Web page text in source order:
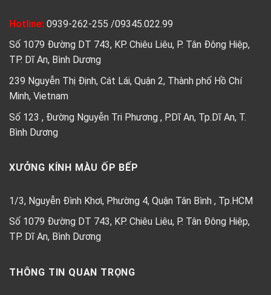
Hotline: 0939-262-255 /09345.022.99
Số 1079 Đường DT 743, KP. Chiêu Liêu, P. Tân Đông Hiệp,
TP. Dĩ An, Bình Dương
239 Nguyễn Thị Định, Cát Lái, Quận 2, Thành phố Hồ Chí
Minh, Vietnam
Số 123 , Đường Nguyễn Tri Phương , P.Dĩ An, Tp.Dĩ An, T.
Bình Dương
XƯỞNG KÍNH MÀU ỐP BẾP
1/3, Nguyễn Đình Khơi, Phường 4, Quận Tân Bình , Tp.HCM
Số 1079 Đường DT 743, KP. Chiêu Liêu, P. Tân Đông Hiệp,
TP. Dĩ An, Bình Dương
THÔNG TIN QUAN TRỌNG